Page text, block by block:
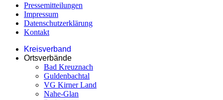
Pressemitteilungen
Impressum
Datenschutzerklärung
Kontakt
Kreisverband
Ortsverbände
Bad Kreuznach
Guldenbachtal
VG Kirner Land
Nahe-Glan